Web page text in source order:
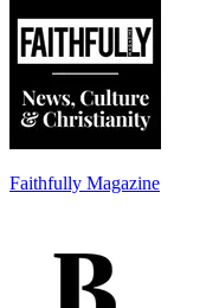
Faithfully Magazine